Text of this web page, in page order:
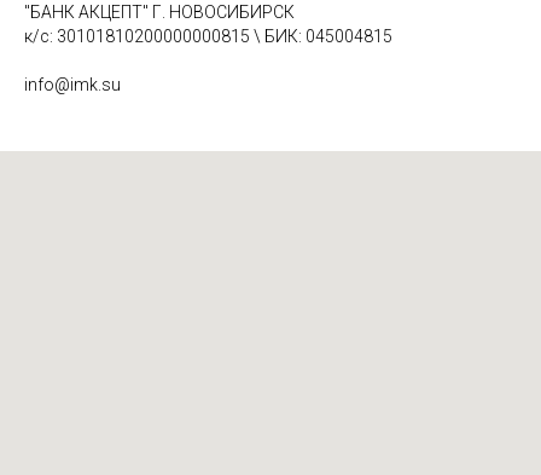
"БАНК АКЦЕПТ" Г. НОВОСИБИРСК
к/с: 30101810200000000815 \ БИК: 045004815
info@imk.su